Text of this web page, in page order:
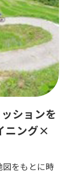
ションを
ニング×
をもとに時